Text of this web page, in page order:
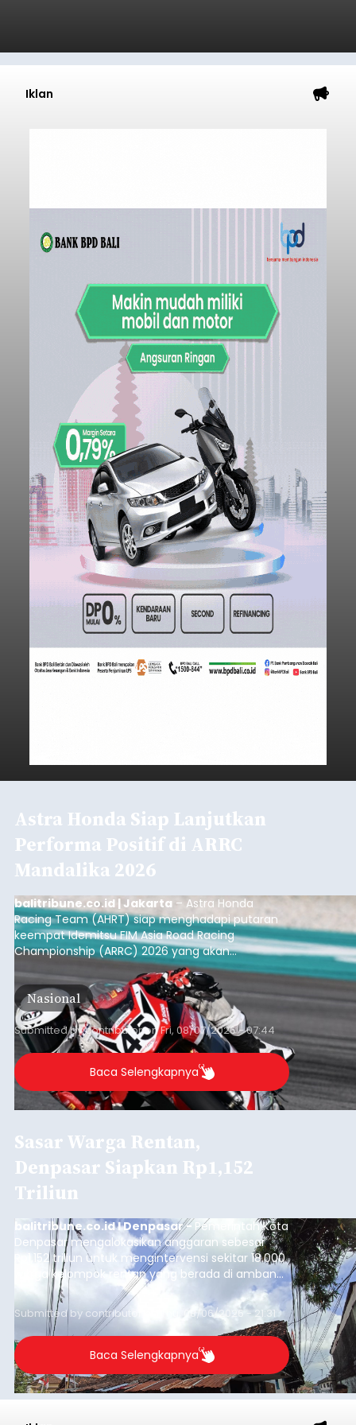
Iklan
Astra Honda Siap Lanjutkan
Performa Positif di ARRC
Mandalika 2026
balitribune.co.id | Jakarta – Astra Honda
Racing Team (AHRT) siap menghadapi putaran
keempat Idemitsu FIM Asia Road Racing
Championship (ARRC) 2026 yang akan
berlangsung di Pertamina Mandalika
International Circuit, Lombok, Nusa Tenggara
Barat, pada 7–9 Agustus 2026.
Nasional
Submitted bycontributoronFri, 08/07/2026 - 07:44
Baca Selengkapnya
Sasar Warga Rentan,
Denpasar Siapkan Rp1,152
Triliun
balitribune.co.id I Denpasar - Pemerintah Kota
Denpasar mengalokasikan anggaran sebesar
Rp1,152 triliun untuk mengintervensi sekitar 18.000
warga kelompok rentan yang berada di ambang
garis kemiskinan. Langkah strategis ini diambil
guna menjaga masyarakat yang berada pada
kelompok desil 5 dan 6 tersebut agar tidak
merosot ke kategori miskin.
Submitted by contributor Thu, 08/06/2026 - 21:31
Baca Selengkapnya